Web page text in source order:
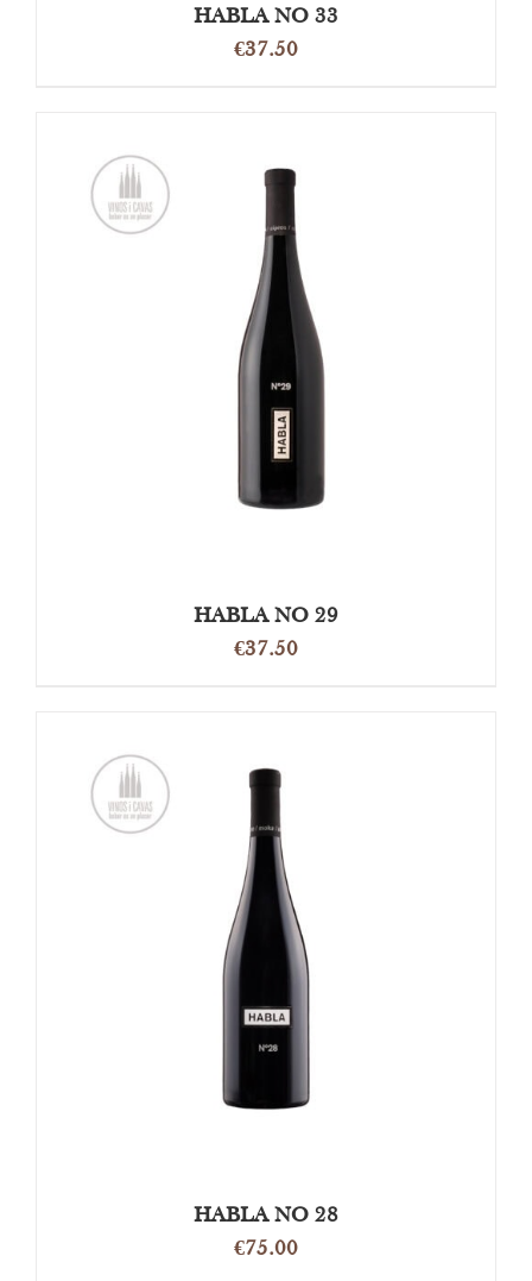
HABLA NO 33
€37.50
OPTIES SELECTEREN
HABLA NO 29
€37.50
OPTIES SELECTEREN
HABLA NO 28
€75.00